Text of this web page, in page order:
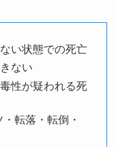
い状態での死亡
ない
性が疑われる死
転落・転倒・